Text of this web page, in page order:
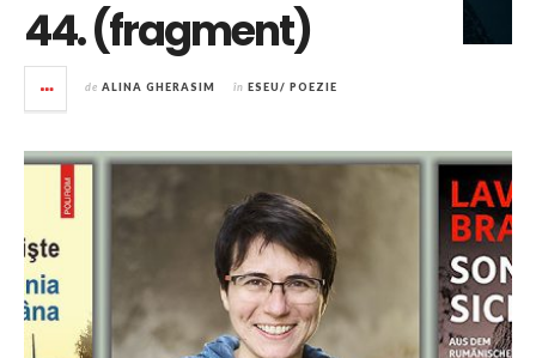
44. (fragment)
de ALINA GHERASIM în ESEU/ POEZIE